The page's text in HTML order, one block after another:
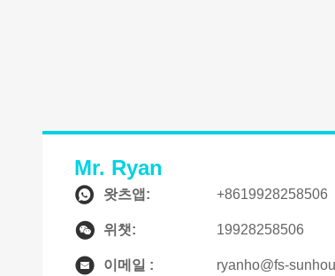
Mr. Ryan
왓츠앱: +8619928258506
위챗: 19928258506
이메일 : ryanho@fs-